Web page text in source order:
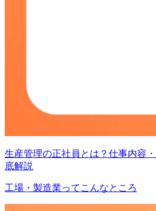
生産管理の正社員とは？仕事内容
底解説
工場・製造業ってこんなところ